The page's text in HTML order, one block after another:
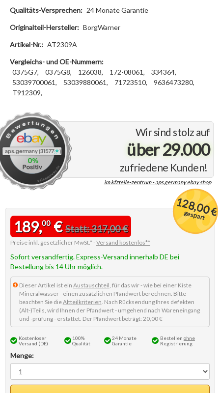
Wir sind stolz auf
über 29.000
zufriedene Kunden!
im kfzteile-zentrum - aps.germany ebay shop
Qualitäts-Versprechen: 24 Monate Garantie
Originalteil-Hersteller: BorgWarner
Artikel-Nr.: AT2309A
Vergleichs- und OE-Nummern:
0375G7,
0375G8, 126038, 172-08061,
334364,
53039700061,
53039880061, 71723510,
9636473280,
T912309,
128,00 €
gespart
189,00€Statt: 317,00 €
Preise inkl. gesetzlicher MwSt.* -Versand kostenlos**
Sofort versandfertig. Express-Versand innerhalb DE bei
Bestellung bis 14 Uhr möglich.
Dieser Artikel ist ein Austauschteil, für das wir - wie bei einer Kiste
Mineralwasser - einen zusätzlichen Pfandwert berechnen. Bitte
beachten Sie dieAltteilkriterien. Nach Rücksendung Ihres defekten
(Alt-)Teils, wird Ihnen der Pfandwert - umgehend nach Wareneingang
und -prüfung - erstattet. Der Pfandwert beträgt: 20,00 €
Kostenloser
Versand (DE)
100%
Qualität
24 Monate
Garantie
Bestellen ohne
Registrierung
Menge: